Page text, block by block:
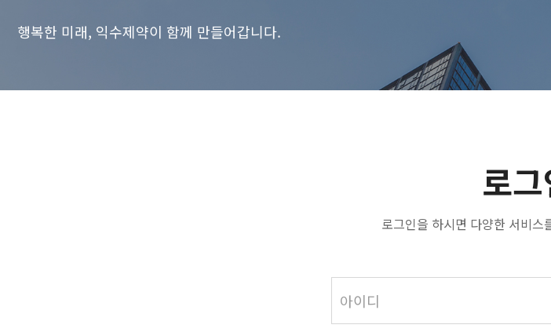
행복한 미래, 익수제약이 함께 만들어갑니다.
로
로그인을 하시면 다양한 서비스